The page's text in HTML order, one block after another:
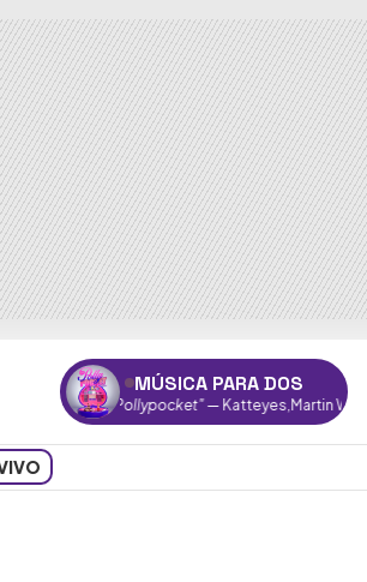
MÚSICA PARA DOS
"Pollypocket"— Katteyes,Martin White